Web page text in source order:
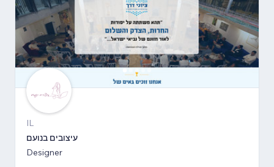
IL
עיצובים בנועם
Designer